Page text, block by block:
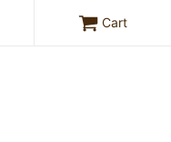
Cart